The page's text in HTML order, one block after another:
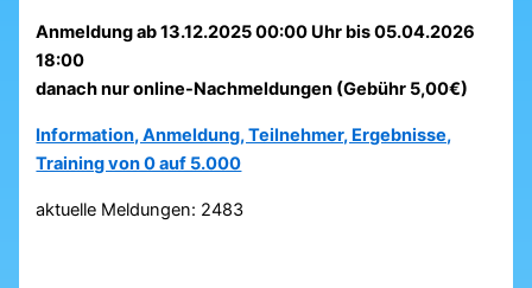
Anmeldung ab 13.12.2025 00:00 Uhr bis 05.04.2026
18:00
danach nur online-Nachmeldungen (Gebühr 5,00€)
Information, Anmeldung, Teilnehmer, Ergebnisse,
Training von 0 auf 5.000
aktuelle Meldungen: 2483